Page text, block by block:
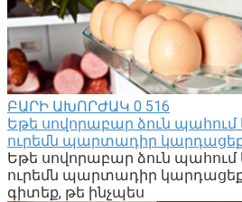
ԲԱՐԻ ԱԽՈՐԺԱԿ 0 516
Եթե սովորաբար ձուն
ուրեմն պարտադիր կարդացեք
Եթե սովորաբար ձուն
ուրեմն պարտադիր կարդացեք
գիտեք, թե ինչպես